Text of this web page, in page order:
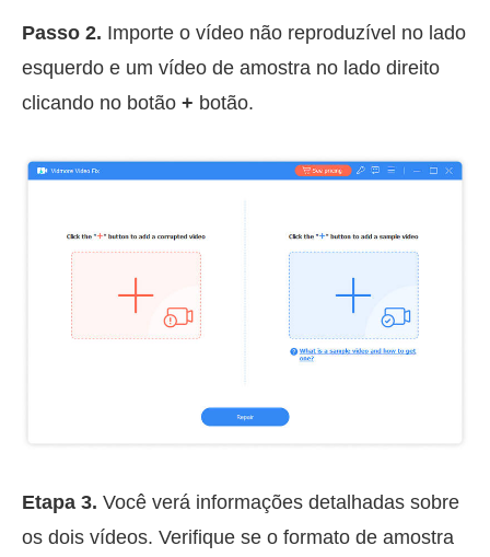
Passo 2. Importe o vídeo não reproduzível no lado
esquerdo e um vídeo de amostra no lado direito
clicando no botão + botão.
Etapa 3. Você verá informações detalhadas sobre
os dois vídeos. Verifique se o formato de amostra